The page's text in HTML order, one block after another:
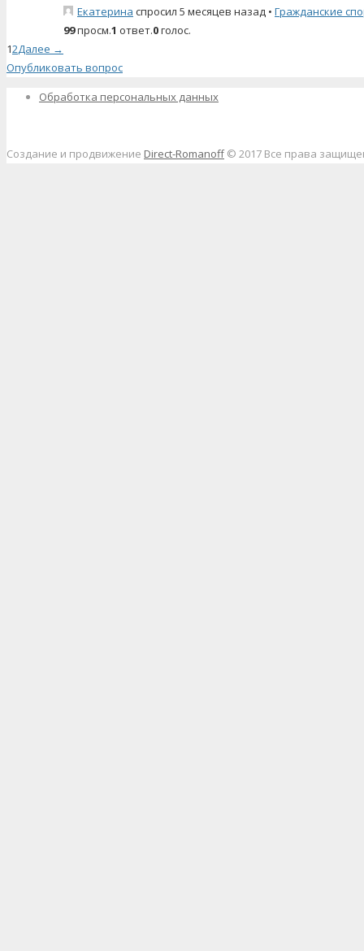
Екатерина спросил 5 месяцев назад • Гражданские
99просм.1 ответ.0голос.
12Далее →
Опубликовать вопрос
Обработка персональных данных
Создание и продвижение Direct-Romanoff© 2017 Все права